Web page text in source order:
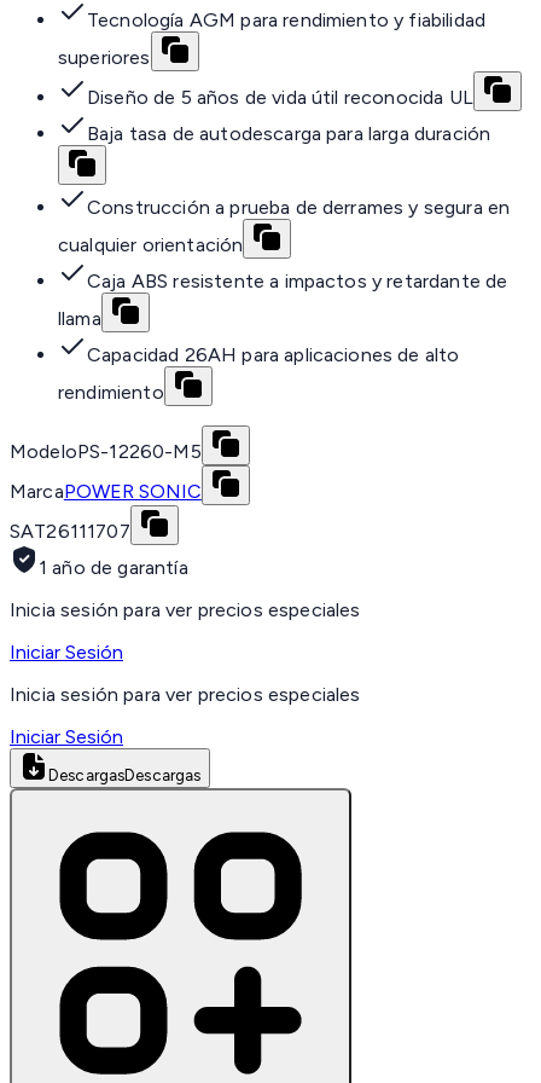
Tecnología AGM para rendimiento y fiabilidad
superiores
Diseño de 5 años de vida útil reconocida UL
Baja tasa de autodescarga para larga duración
Construcción a prueba de derrames y segura en
cualquier orientación
Caja ABS resistente a impactos y retardante de
llama
Capacidad 26AH para aplicaciones de alto
rendimiento
ModeloPS-12260-M5
MarcaPOWER SONIC
SAT26111707
1 año de garantía
Inicia sesión para ver precios especiales
Iniciar Sesión
Inicia sesión para ver precios especiales
Iniciar Sesión
DescargasDescargas